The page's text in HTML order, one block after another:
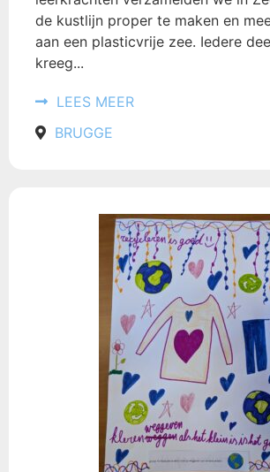
de kustlijn proper te maken en
aan een plasticvrije zee. Iedere
kreeg...
LEES MEER
BRUGGE